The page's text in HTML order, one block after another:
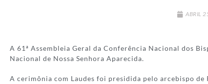
ABRIL
A 61ª Assembleia Geral da Conferência Nacional dos
Nacional de Nossa Senhora Aparecida.
A cerimônia com Laudes foi presidida pelo arcebispo de